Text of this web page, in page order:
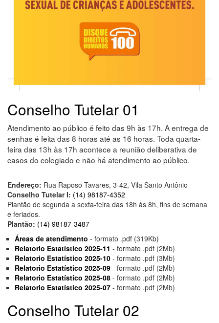
Conselho Tutelar 01
Atendimento ao público é feito das 9h às 17h. A entrega de
senhas é feita das 8 horas até as 16 horas. Toda quarta-
feira das 13h às 17h acontece a reunião deliberativa de
casos do colegiado e não há atendimento ao público.
Endereço: Rua Raposo Tavares, 3-42, Vila Santo Antônio
Conselho Tutelar I: (14) 98187-4352
Plantão de segunda a sexta-feira das 18h às 8h, fins de semana
e feriados.
Plantão: (14) 98187-3487
Áreas de atendimento - formato .pdf (319Kb)
Relatorio Estatístico 2025-11 - formato .pdf (2Mb)
Relatorio Estatístico 2025-10 - formato .pdf (3Mb)
Relatorio Estatístico 2025-09 - formato .pdf (2Mb)
Relatorio Estatístico 2025-08 - formato .pdf (2Mb)
Relatorio Estatístico 2025-07 - formato .pdf (2Mb)
Conselho Tutelar 02